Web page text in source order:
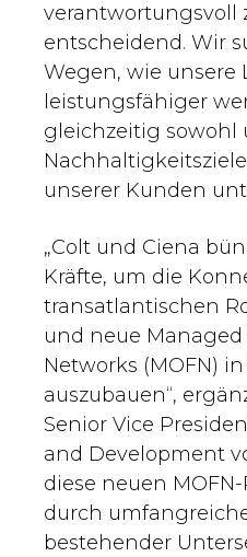
verantwortungsvoll
entscheidend. Wir
Wegen, wie unsere
leistungsfähiger
gleichzeitig sowohl
unserer Kunden
„Colt und Ciena
Kräfte, um die
transatlantischen
und neue Managed
Networks (MOFN)
auszubauen“,
Senior Vice
and Development
diese neuen
durch
bestehender